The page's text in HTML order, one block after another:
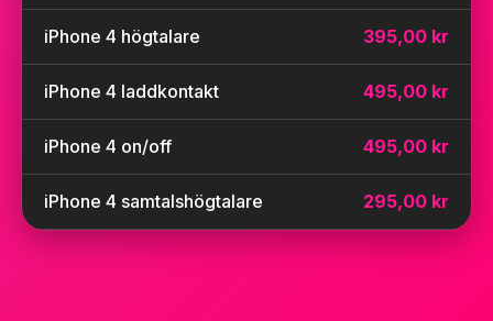
iPhone 4 högtalare 395,00 kr
iPhone 4 laddkontakt 495,00 kr
iPhone 4 on/off 495,00 kr
iPhone 4 samtalshögtalare 295,00 kr